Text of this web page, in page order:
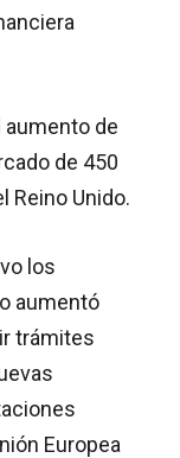
de
de 450
Reino Unido.
los
aumentó
trámites
Europea